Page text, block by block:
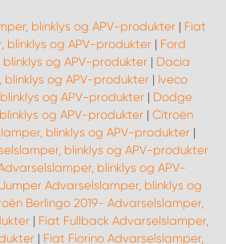
blinklys og APV-produkter| Fiat
blinklys og APV-produkter| Ford
og APV-produkter| Dacia
blinklys og APV-produkter | Iveco
og APV-produkter | Dodge
og APV-produkter | Citroën
blinklys og APV-produkter|
blinklys og APV-produkter
blinklys og APV-
Advarselslamper, blinklys og
Berlingo 2019- Advarselslamper,
| Fiat Fullback Advarselslamper,
| Fiat Fiorino Advarselslamper,